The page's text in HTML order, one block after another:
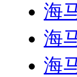
海
海
海